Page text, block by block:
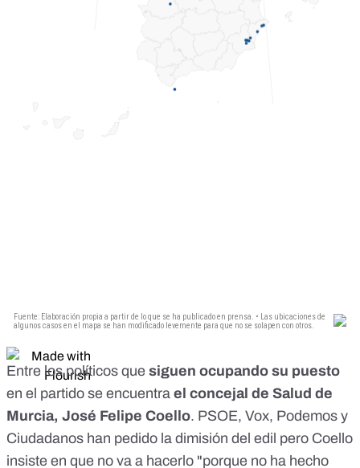
Entre los políticos que siguen ocupando su puesto
en el partido se encuentra el concejal de Salud de
Murcia, José Felipe Coello. PSOE, Vox, Podemos y
Ciudadanos han pedido la dimisión del edil pero Coello
insiste en que no va a hacerlo "porque no ha hecho